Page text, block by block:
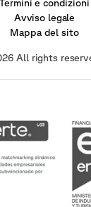
Termini e condizioni
Avviso legale
Mappa del sito
All rights